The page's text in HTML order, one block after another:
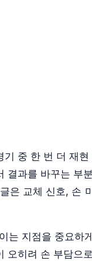
중 한 번 더 재
과를 바꾸는 부
은 교체 신호, 손
지점을 중요
히려 손 부담으